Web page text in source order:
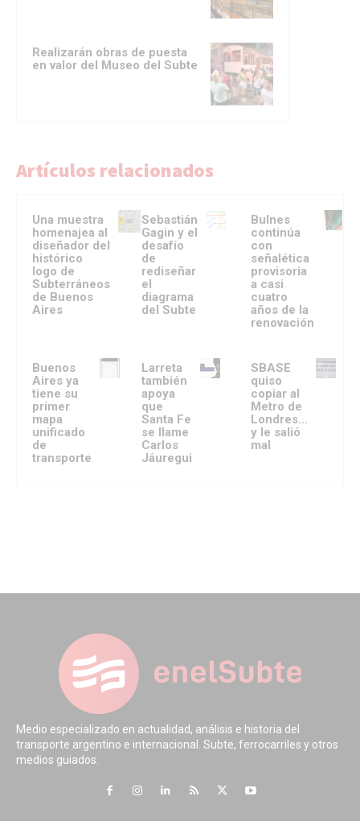
Realizarán obras de puesta
en valor del Museo del Subte
Artículos relacionados
Una muestra
homenajea al
diseñador del
histórico
logo de
Subterráneos
de Buenos
Aires
Sebastián
Gagin y el
desafío
de
rediseñar
el
diagrama
del Subte
Bulnes
continúa
con
señalética
provisoria
a casi
cuatro
años de la
renovación
Buenos
Aires ya
tiene su
primer
mapa
unificado
de
transporte
Larreta
también
apoya
que
Santa Fe
se llame
Carlos
Jáuregui
SBASE
quiso
copiar al
Metro de
Londres…
y le salió
mal
Medio especializado en actualidad, análisis e historia del
transporte argentino e internacional. Subte, ferrocarriles y otros
medios guiados.